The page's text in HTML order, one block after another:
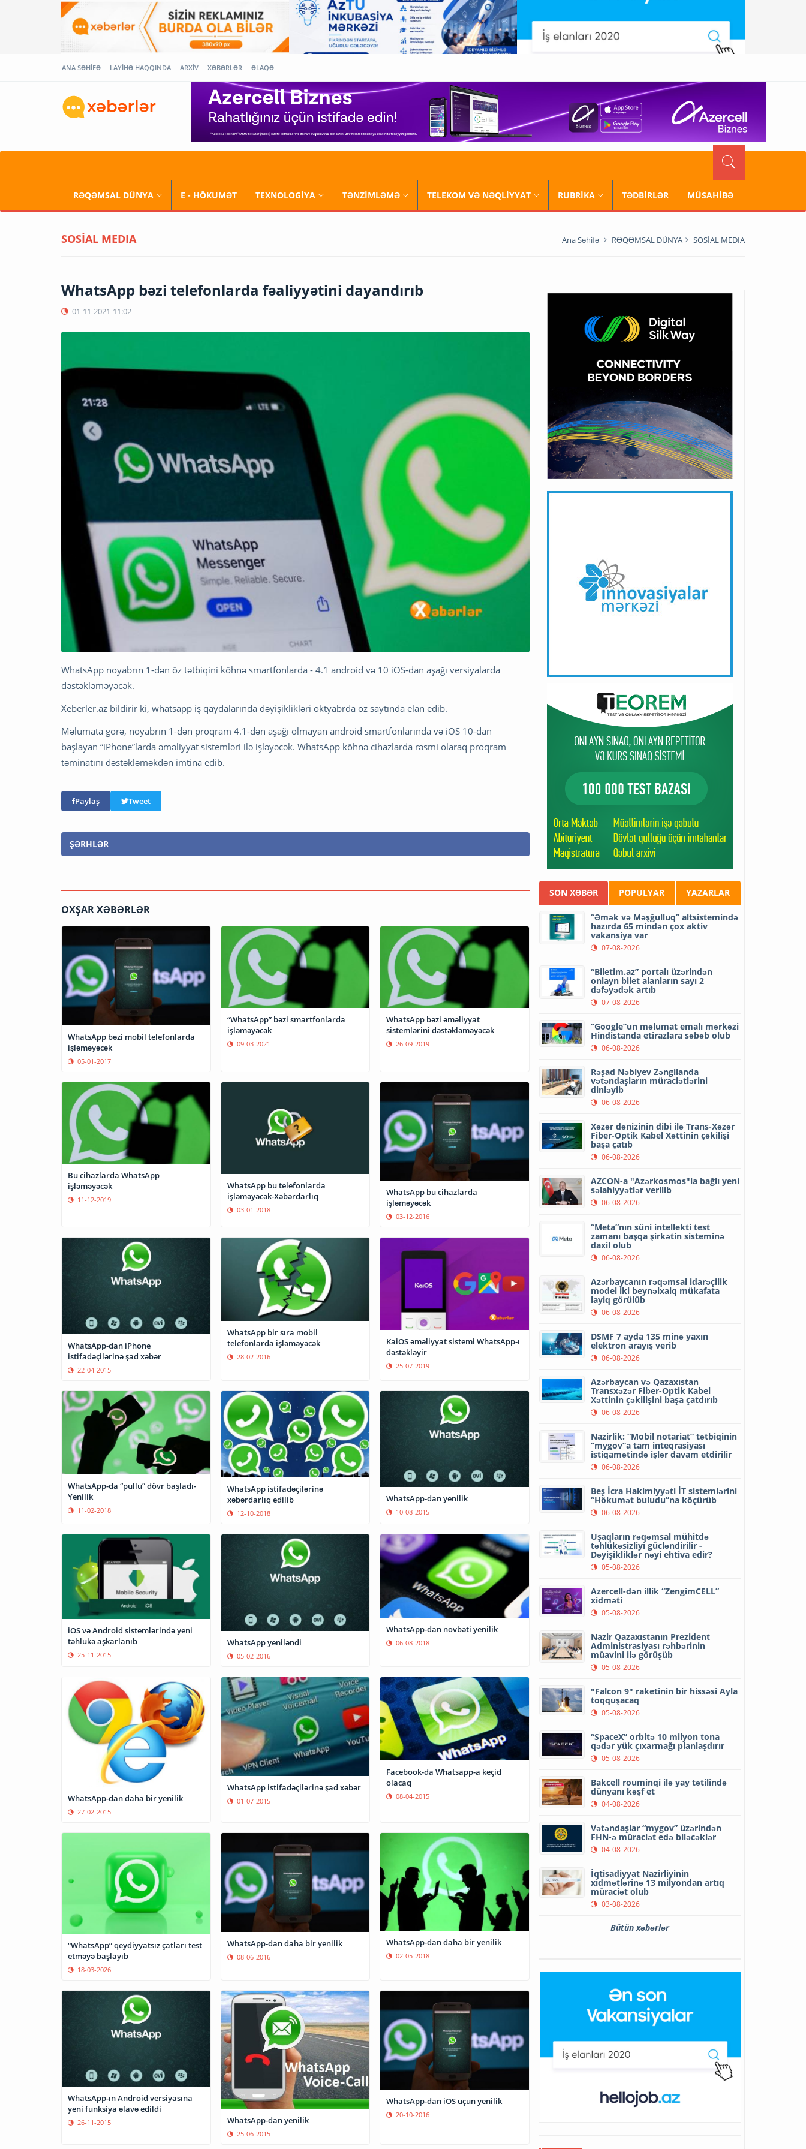
ANA SƏHİFƏ LAYİHƏ HAQQINDA ARXİV XƏBƏRLƏR ƏLAQƏ
RƏQƏMSAL DÜNYA E - HÖKUMƏT TEXNOLOGİYA TƏNZİMLƏMƏ TELEKOM VƏ NƏQLİYYAT RUBRİKA TƏDBİRLƏR MÜSAHİBƏ
SOSİAL MEDIA Ana Səhifə RƏQƏMSAL DÜNYA SOSİAL MEDIA
WhatsApp bəzi telefonlarda fəaliyyətini dayandırıb
01-11-2021 11:02
WhatsApp noyabrın 1-dən öz tətbiqini köhnə smartfonlarda - 4.1 android və 10 iOS-dan aşağı versiyalarda
dəstəkləməyəcək.
Xeberler.az bildirir ki, whatsapp iş qaydalarında dəyişiklikləri oktyabrda öz saytında elan edib.
Məlumata görə, noyabrın 1-dən proqram 4.1-dən aşağı olmayan android smartfonlarında və iOS 10-dan
başlayan “iPhone”larda əməliyyat sistemləri ilə işləyəcək. WhatsApp köhnə cihazlarda rəsmi olaraq proqram
təminatını dəstəkləməkdən imtina edib.
Paylaş Tweet
ŞƏRHLƏR
OXŞAR XƏBƏRLƏR
WhatsApp bəzi mobil telefonlarda
işləməyəcək
05-01-2017
“WhatsApp” bəzi smartfonlarda
işləməyəcək
09-03-2021
WhatsApp bəzi əməliyyat
sistemlərini dəstəkləməyəcək
26-09-2019
Bu cihazlarda WhatsApp
işləməyəcək
11-12-2019
WhatsApp bu telefonlarda
işləməyəcək-Xəbərdarlıq
03-01-2018
WhatsApp bu cihazlarda
işləməyəcək
03-12-2016
WhatsApp-dan iPhone
istifadəçilərinə şad xəbər
22-04-2015
WhatsApp bir sıra mobil
telefonlarda işləməyəcək
28-02-2016
KaiOS əməliyyat sistemi WhatsApp-ı
dəstəkləyir
25-07-2019
WhatsApp-da “pullu” dövr başladı-
Yenilik
11-02-2018
WhatsApp istifadəçilərinə
xəbərdarlıq edilib
12-10-2018
WhatsApp-dan yenilik
10-08-2015
iOS və Android sistemlərində yeni
təhlükə aşkarlanıb
25-11-2015
WhatsApp yeniləndi
05-02-2016
WhatsApp-dan növbəti yenilik
06-08-2018
WhatsApp-dan daha bir yenilik
27-02-2015
WhatsApp istifadəçilərinə şad xəbər
01-07-2015
Facebook-da Whatsapp-a keçid
olacaq
08-04-2015
“WhatsApp” qeydiyyatsız çatları test
etməyə başlayıb
18-03-2026
WhatsApp-dan daha bir yenilik
08-06-2016
WhatsApp-dan daha bir yenilik
02-05-2018
WhatsApp-ın Android versiyasına
yeni funksiya əlavə edildi
26-11-2015 WhatsApp-dan yenilik
25-06-2015
WhatsApp-dan iOS üçün yenilik
20-10-2016
SON XƏBƏR POPULYAR YAZARLAR
“Əmək və Məşğulluq” altsistemində
hazırda 65 mindən çox aktiv
vakansiya var
07-08-2026
“Biletim.az” portalı üzərindən
onlayn bilet alanların sayı 2
dəfəyədək artıb
07-08-2026
“Google”un məlumat emalı mərkəzi
Hindistanda etirazlara səbəb olub
06-08-2026
Rəşad Nəbiyev Zəngilanda
vətəndaşların müraciətlərini
dinləyib
06-08-2026
Xəzər dənizinin dibi ilə Trans-Xəzər
Fiber-Optik Kabel Xəttinin çəkilişi
başa çatıb
06-08-2026
AZCON-a "Azərkosmos"la bağlı yeni
səlahiyyətlər verilib
06-08-2026
“Meta”nın süni intellekti test
zamanı başqa şirkətin sisteminə
daxil olub
06-08-2026
Azərbaycanın rəqəmsal idarəçilik
model iki beynəlxalq mükafata
layiq görülüb
06-08-2026
DSMF 7 ayda 135 minə yaxın
elektron arayış verib
06-08-2026
Azərbaycan və Qazaxıstan
Transxəzər Fiber-Optik Kabel
Xəttinin çəkilişini başa çatdırıb
06-08-2026
Nazirlik: “Mobil notariat” tətbiqinin
“mygov”a tam inteqrasiyası
istiqamətində işlər davam etdirilir
06-08-2026
Beş İcra Hakimiyyəti İT sistemlərini
“Hökumət buludu”na köçürüb
06-08-2026
Uşaqların rəqəmsal mühitdə
təhlükəsizliyi gücləndirilir -
Dəyişikliklər nəyi ehtiva edir?
05-08-2026
Azercell-dən illik “ZengimCELL”
xidməti
05-08-2026
Nazir Qazaxıstanın Prezident
Administrasiyası rəhbərinin
müavini ilə görüşüb
05-08-2026
"Falcon 9" raketinin bir hissəsi Ayla
toqquşacaq
05-08-2026
“SpaceX” orbitə 10 milyon tona
qədər yük çıxarmağı planlaşdırır
05-08-2026
Bakcell rouminqi ilə yay tətilində
dünyanı kəşf et
04-08-2026
Vətəndaşlar “mygov” üzərindən
FHN-ə müraciət edə biləcəklər
04-08-2026
İqtisadiyyat Nazirliyinin
xidmətlərinə 13 milyondan artıq
müraciət olub
03-08-2026
Bütün xəbərlər